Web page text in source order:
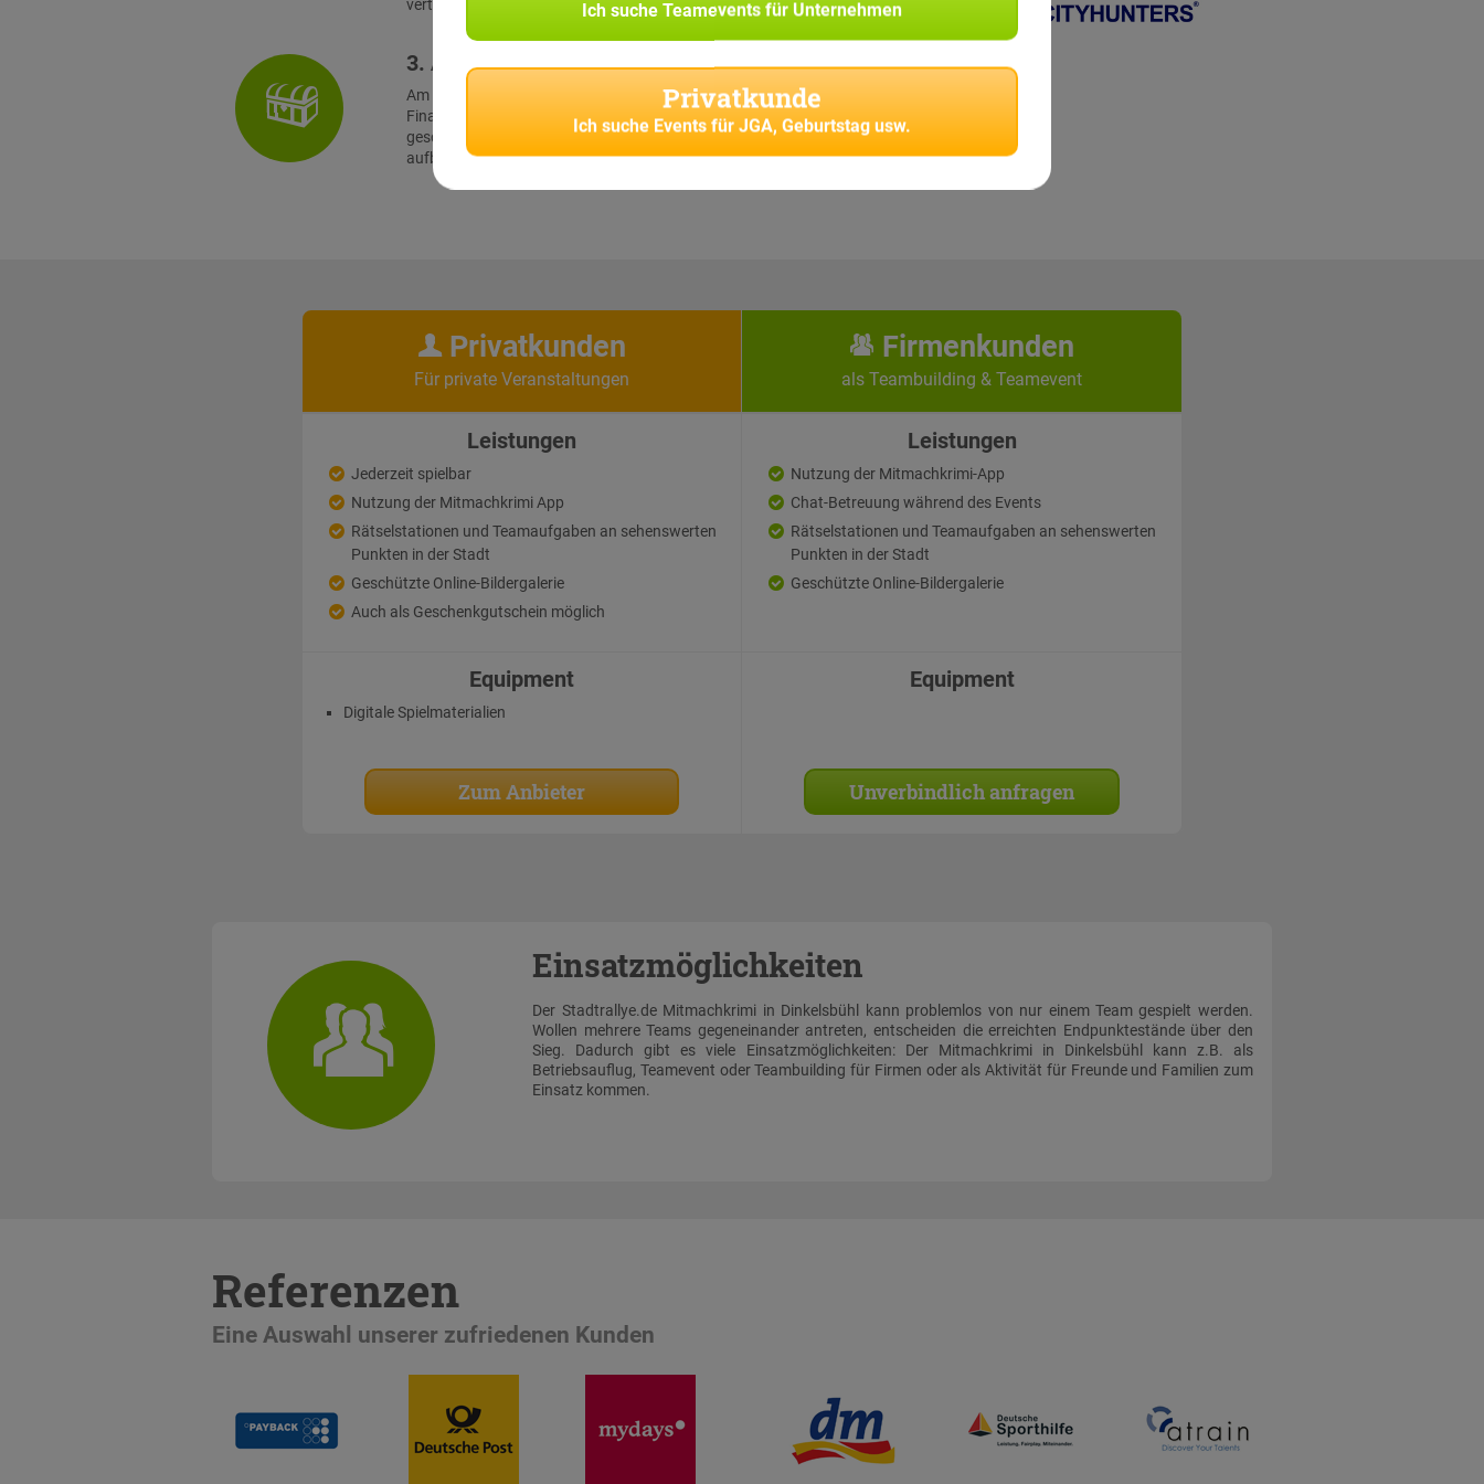
verteilten Teilnehmer-Rollen.
3. Abschluss & Schatzfund
Am Finalort treffen alle Teams wieder aufeinander. Beim großen
Finale müssen die Teilnehmer noch einmal alles geben, um durch
geschickte Kombination der Lösungen der aufeinander
aufbauenden Rätsel gemeinsam den virtuellen Schatz zu bergen...
Privatkunden
Für private Veranstaltungen
Firmenkunden
als Teambuilding & Teamevent
Leistungen
Jederzeit spielbar
Nutzung der Mitmachkrimi App
Rätselstationen und Teamaufgaben an sehenswerten
Punkten in der Stadt
Geschützte Online-Bildergalerie
Auch als Geschenkgutschein möglich
Leistungen
Nutzung der Mitmachkrimi-App
Chat-Betreuung während des Events
Rätselstationen und Teamaufgaben an sehenswerten
Punkten in der Stadt
Geschützte Online-Bildergalerie
Equipment
Digitale Spielmaterialien
Equipment
Zum Anbieter Unverbindlich anfragen
Einsatzmöglichkeiten
Der Stadtrallye.de Mitmachkrimi in Dinkelsbühl kann problemlos von nur einem Team gespielt werden.
Wollen mehrere Teams gegeneinander antreten, entscheiden die erreichten Endpunktestände über den
Sieg. Dadurch gibt es viele Einsatzmöglichkeiten: Der Mitmachkrimi in Dinkelsbühl kann z.B. als
Betriebsauflug, Teamevent oder Teambuilding für Firmen oder als Aktivität für Freunde und Familien zum
Einsatz kommen.
Referenzen
Eine Auswahl unserer zufriedenen Kunden
Ich suche Teamevents für Unternehmen
Privatkunde
Ich suche Events für JGA, Geburtstag usw.